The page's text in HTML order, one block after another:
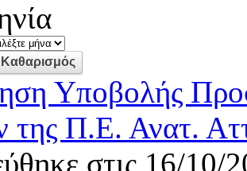
Υποβολής
της Π.Ε. Ανατ.
στις 16/10/